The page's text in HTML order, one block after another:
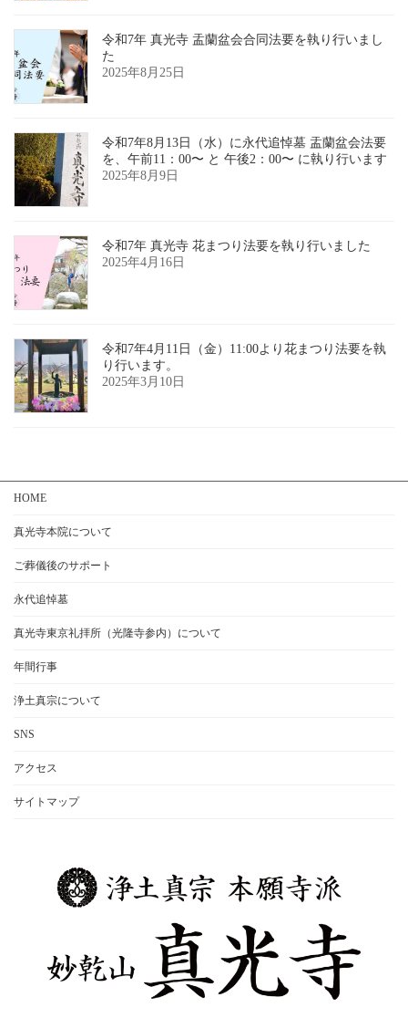
令和7年 真光寺 盂蘭盆会合同法要を執り行いまし
た
2025年8月25日
令和7年8月13日（水）に永代追悼墓 盂蘭盆会法要
を、午前11：00〜 と 午後2：00〜 に執り行います
2025年8月9日
令和7年 真光寺 花まつり法要を執り行いました
2025年4月16日
令和7年4月11日（金）11:00より花まつり法要を執
り行います。
2025年3月10日
HOME
真光寺本院について
ご葬儀後のサポート
永代追悼墓
真光寺東京礼拝所（光隆寺参内）について
年間行事
浄土真宗について
SNS
アクセス
サイトマップ